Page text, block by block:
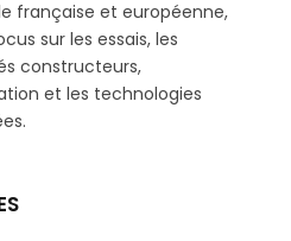
française et européenne,
sur les essais, les
constructeurs,
et les technologies